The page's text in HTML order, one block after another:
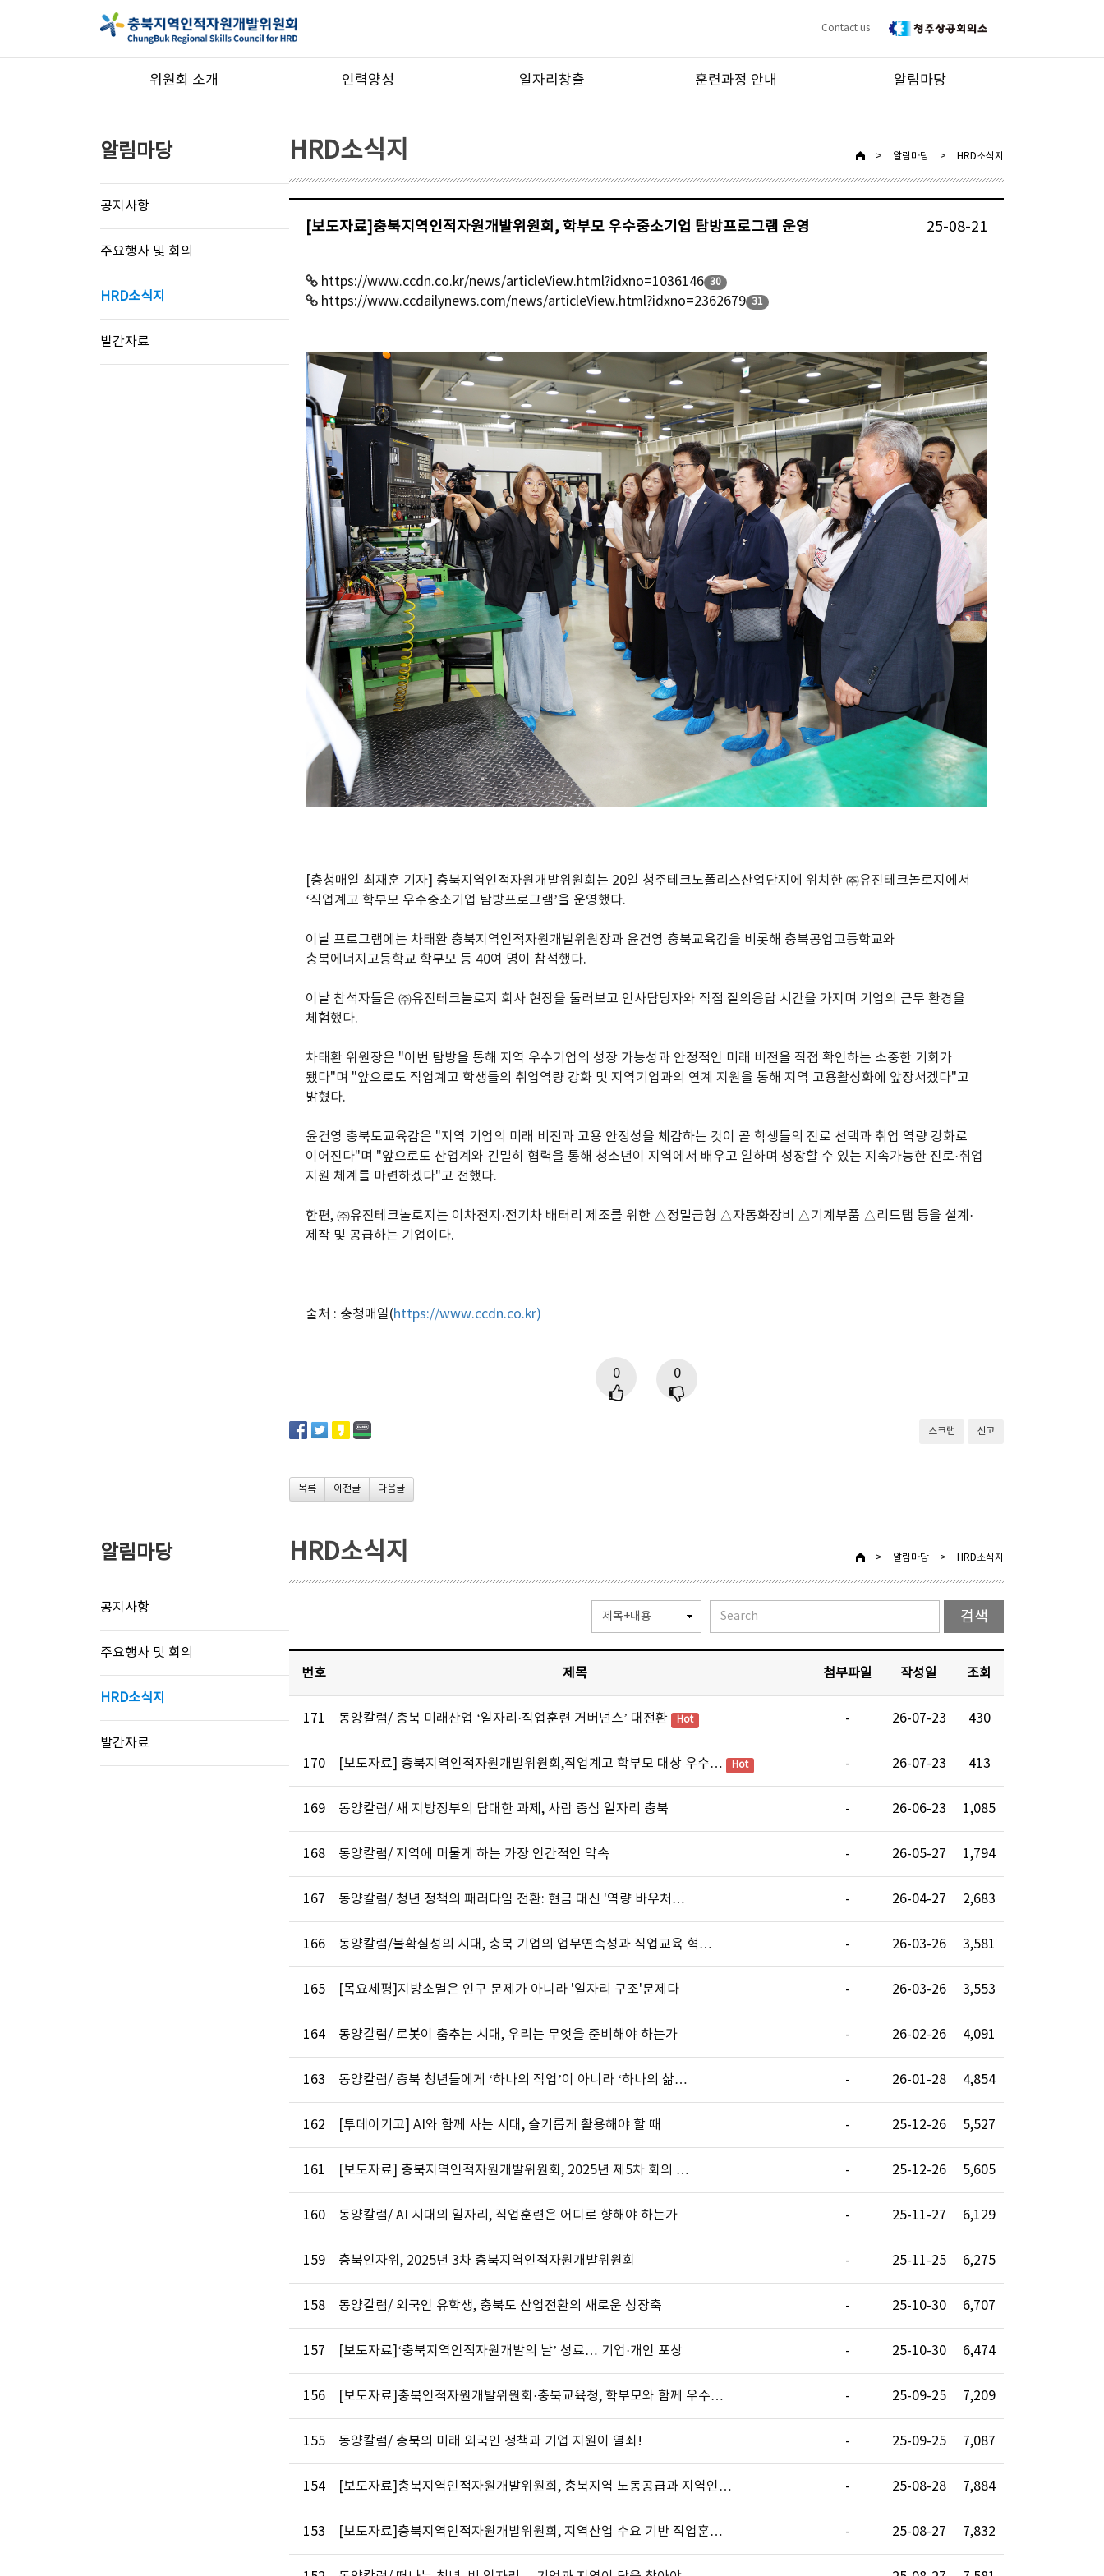
Contact us
위원회 소개 인력양성 일자리창출 훈련과정 안내 알림마당
알림마당
공지사항
주요행사 및 회의
HRD소식지
발간자료
HRD소식지 > 알림마당 > HRD소식지
[보도자료]충북지역인적자원개발위원회, 학부모 우수중소기업 탐방프로그램 운영 25-08-21
https://www.ccdn.co.kr/news/articleView.html?idxno=1036146 30
https://www.ccdailynews.com/news/articleView.html?idxno=2362679 31
[충청매일 최재훈 기자] 충북지역인적자원개발위원회는 20일 청주테크노폴리스산업단지에 위치한 ㈜유진테크놀로지에서
‘직업계고 학부모 우수중소기업 탐방프로그램’을 운영했다.
이날 프로그램에는 차태환 충북지역인적자원개발위원장과 윤건영 충북교육감을 비롯해 충북공업고등학교와
충북에너지고등학교 학부모 등 40여 명이 참석했다.
이날 참석자들은 ㈜유진테크놀로지 회사 현장을 둘러보고 인사담당자와 직접 질의응답 시간을 가지며 기업의 근무 환경을
체험했다.
차태환 위원장은 "이번 탐방을 통해 지역 우수기업의 성장 가능성과 안정적인 미래 비전을 직접 확인하는 소중한 기회가
됐다"며 "앞으로도 직업계고 학생들의 취업역량 강화 및 지역기업과의 연계 지원을 통해 지역 고용활성화에 앞장서겠다"고
밝혔다.
윤건영 충북도교육감은 "지역 기업의 미래 비전과 고용 안정성을 체감하는 것이 곧 학생들의 진로 선택과 취업 역량 강화로
이어진다"며 "앞으로도 산업계와 긴밀히 협력을 통해 청소년이 지역에서 배우고 일하며 성장할 수 있는 지속가능한 진로·취업
지원 체계를 마련하겠다"고 전했다.
한편, ㈜유진테크놀로지는 이차전지·전기차 배터리 제조를 위한 △정밀금형 △자동화장비 △기계부품 △리드탭 등을 설계·
제작 및 공급하는 기업이다.
출처 : 충청매일(https://www.ccdn.co.kr)
0 0
스크랩 신고
목록 이전글 다음글
알림마당
공지사항
주요행사 및 회의
HRD소식지
발간자료
HRD소식지 > 알림마당 > HRD소식지
번호 제목 첨부파일 작성일 조회
171 동양칼럼/ 충북 미래산업 ‘일자리·직업훈련 거버넌스’ 대전환 Hot - 26-07-23 430
170 [보도자료] 충북지역인적자원개발위원회,직업계고 학부모 대상 우수… Hot - 26-07-23 413
169 동양칼럼/ 새 지방정부의 담대한 과제, 사람 중심 일자리 충북 - 26-06-23 1,085
168 동양칼럼/ 지역에 머물게 하는 가장 인간적인 약속 - 26-05-27 1,794
167 동양칼럼/ 청년 정책의 패러다임 전환: 현금 대신 '역량 바우처… - 26-04-27 2,683
166 동양칼럼/불확실성의 시대, 충북 기업의 업무연속성과 직업교육 혁… - 26-03-26 3,581
165 [목요세평]지방소멸은 인구 문제가 아니라 '일자리 구조'문제다 - 26-03-26 3,553
164 동양칼럼/ 로봇이 춤추는 시대, 우리는 무엇을 준비해야 하는가 - 26-02-26 4,091
163 동양칼럼/ 충북 청년들에게 ‘하나의 직업’이 아니라 ‘하나의 삶… - 26-01-28 4,854
162 [투데이기고] AI와 함께 사는 시대, 슬기롭게 활용해야 할 때 - 25-12-26 5,527
161 [보도자료] 충북지역인적자원개발위원회, 2025년 제5차 회의 … - 25-12-26 5,605
160 동양칼럼/ AI 시대의 일자리, 직업훈련은 어디로 향해야 하는가 - 25-11-27 6,129
159 충북인자위, 2025년 3차 충북지역인적자원개발위원회 - 25-11-25 6,275
158 동양칼럼/ 외국인 유학생, 충북도 산업전환의 새로운 성장축 - 25-10-30 6,707
157 [보도자료]‘충북지역인적자원개발의 날’ 성료… 기업·개인 포상 - 25-10-30 6,474
156 [보도자료]충북인적자원개발위원회·충북교육청, 학부모와 함께 우수… - 25-09-25 7,209
155 동양칼럼/ 충북의 미래 외국인 정책과 기업 지원이 열쇠! - 25-09-25 7,087
154 [보도자료]충북지역인적자원개발위원회, 충북지역 노동공급과 지역인… - 25-08-28 7,884
153 [보도자료]충북지역인적자원개발위원회, 지역산업 수요 기반 직업훈… - 25-08-27 7,832